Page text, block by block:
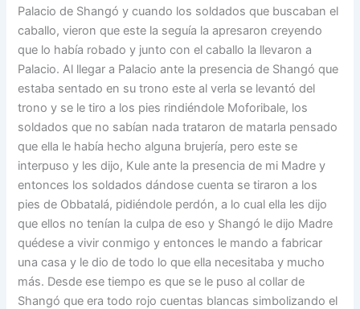
Palacio de Shangó y cuando los soldados que buscaban el
caballo, vieron que este la seguía la apresaron creyendo
que lo había robado y junto con el caballo la llevaron a
Palacio. Al llegar a Palacio ante la presencia de Shangó que
estaba sentado en su trono este al verla se levantó del
trono y se le tiro a los pies rindiéndole Moforibale, los
soldados que no sabían nada trataron de matarla pensado
que ella le había hecho alguna brujería, pero este se
interpuso y les dijo, Kule ante la presencia de mi Madre y
entonces los soldados dándose cuenta se tiraron a los
pies de Obbatalá, pidiéndole perdón, a lo cual ella les dijo
que ellos no tenían la culpa de eso y Shangó le dijo Madre
quédese a vivir conmigo y entonces le mando a fabricar
una casa y le dio de todo lo que ella necesitaba y mucho
más. Desde ese tiempo es que se le puso al collar de
Shangó que era todo rojo cuentas blancas simbolizando el